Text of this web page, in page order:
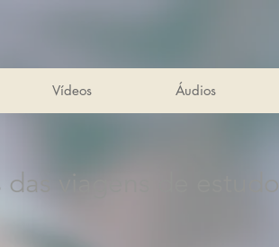
das viagens de estudo
Vídeos Áudios